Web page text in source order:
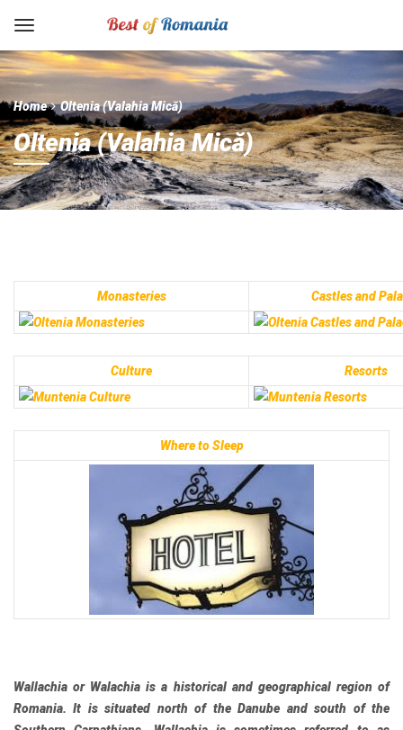
Home Oltenia (Valahia Mică)
Oltenia (Valahia Mică)
Monasteries Castles and
Culture Resorts
Where to Sleep
Wallachia or Walachia is a historical and geographical region of
Romania. It is situated north of the Danube and south of the